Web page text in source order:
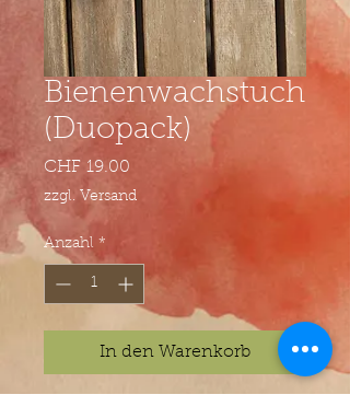
Bienenwachstuch
(Duopack)
CHF 19.00
zzgl. Versand
Anzahl *
In den Warenkorb